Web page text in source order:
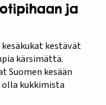
ja
kestävät
kärsimättä.
Suomen kesään
olla kukkimista